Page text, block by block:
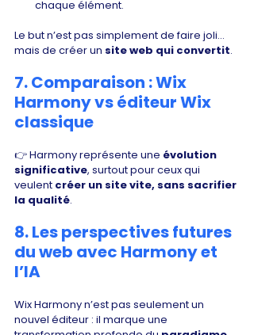
chaque élément.
Le but n’est pas simplement de faire joli…
mais de créer un site web qui convertit.
7. Comparaison : Wix
Harmony vs éditeur Wix
classique
👉 Harmony représente une évolution
significative, surtout pour ceux qui
veulent créer un site vite, sans sacrifier
la qualité.
8. Les perspectives futures
du web avec Harmony et
l’IA
Wix Harmony n’est pas seulement un
nouvel éditeur : il marque une